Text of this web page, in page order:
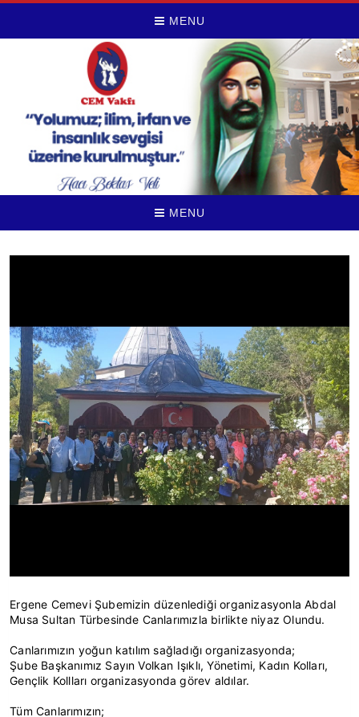
MENU
MENU
Ergene Cemevi Şubemizin düzenlediği organizasyonla Abdal
Musa Sultan Türbesinde Canlarımızla birlikte niyaz Olundu.
Canlarımızın yoğun katılım sağladığı organizasyonda;
Şube Başkanımız Sayın Volkan Işıklı, Yönetimi, Kadın Kolları,
Gençlik Kollları organizasyonda görev aldılar.
Tüm Canlarımızın;